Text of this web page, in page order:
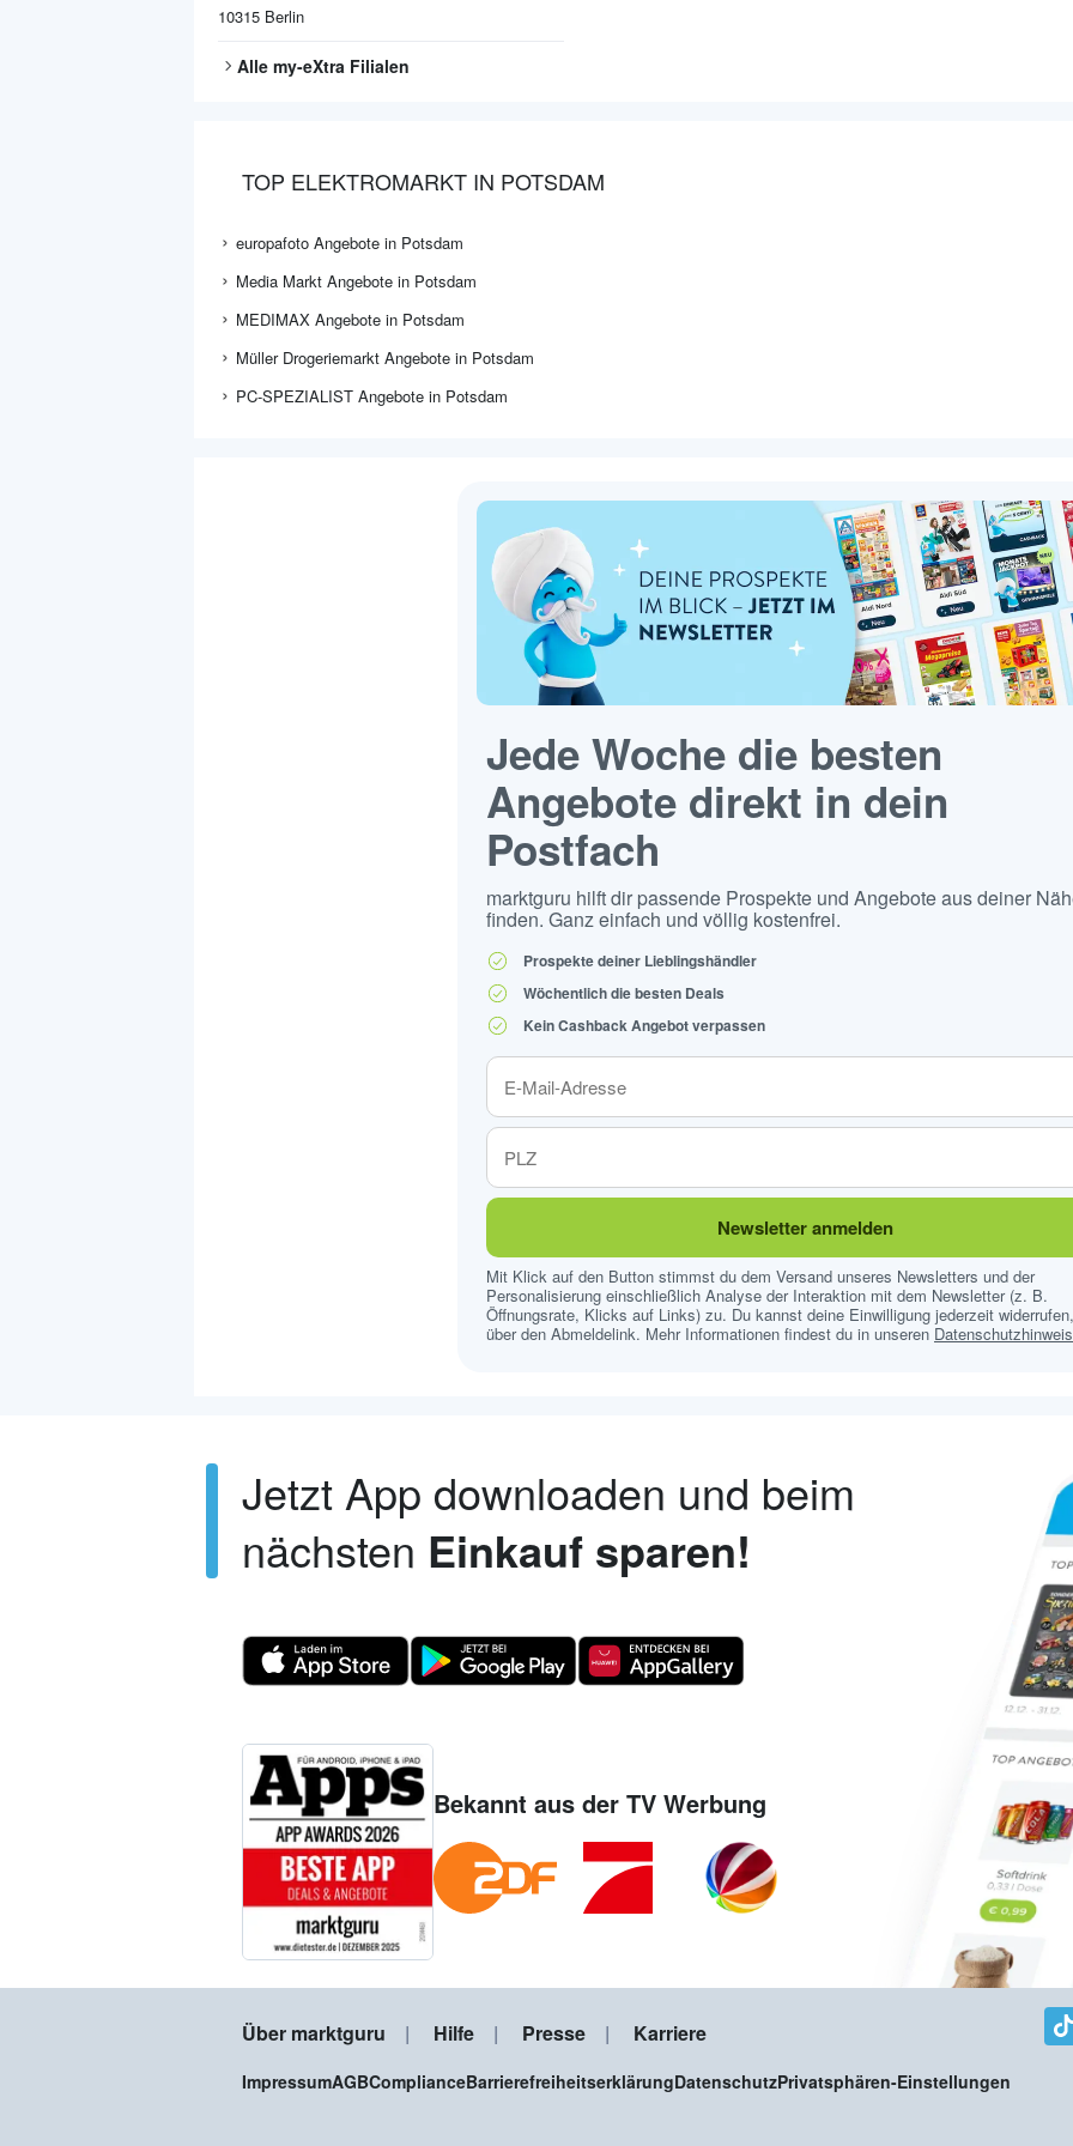
10315 Berlin
Alle my-eXtra Filialen
TOP ELEKTROMARKT IN POTSDAM
europafoto Angebote in Potsdam
Media Markt Angebote in Potsdam
MEDIMAX Angebote in Potsdam
Müller Drogeriemarkt Angebote in Potsdam
PC-SPEZIALIST Angebote in Potsdam
Jede Woche die besten
Angebote direkt in dein
Postfach
marktguru hilft dir passende Prospekte und Angebote aus deiner
finden. Ganz einfach und völlig kostenfrei.
Prospekte deiner Lieblingshändler
Wöchentlich die besten Deals
Kein Cashback Angebot verpassen
Newsletter anmelden
Mit Klick auf den Button stimmst du dem Versand unseres Newsletters und der
Personalisierung einschließlich Analyse der Interaktion mit dem Newsletter (z. B.
Öffnungsrate, Klicks auf Links) zu. Du kannst deine Einwilligung jederzeit
über den Abmeldelink. Mehr Informationen findest du in unseren
Jetzt App downloaden und beim
nächsten Einkauf sparen!
Bekannt aus der TV Werbung
Über marktguru Hilfe Presse Karriere
ImpressumAGBComplianceBarrierefreiheitserklärungDatenschutzPrivatsphären-Einstellungen